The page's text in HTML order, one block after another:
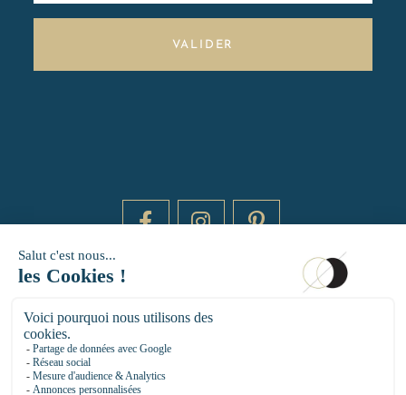
VALIDER
14 RUE DE BRETAGNE - 75003 PARIS